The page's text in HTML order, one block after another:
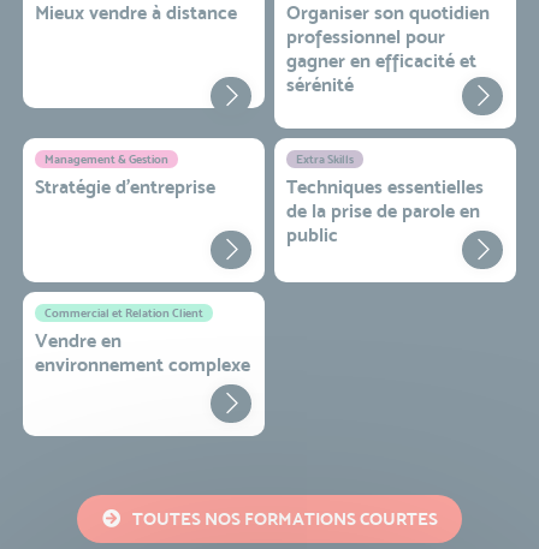
Mieux vendre à distance
Organiser son quotidien
professionnel pour
gagner en efficacité et
sérénité
Management & Gestion
Stratégie d’entreprise
Extra Skills
Techniques essentielles
de la prise de parole en
public
Commercial et Relation Client
Vendre en
environnement complexe
TOUTES NOS FORMATIONS COURTES